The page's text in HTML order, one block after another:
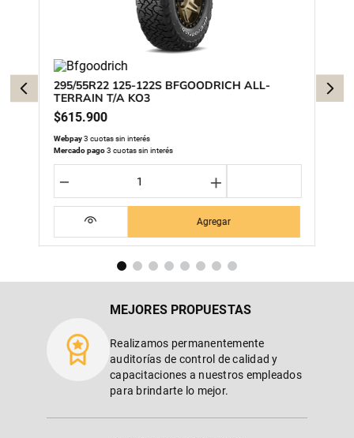
295/55R22 125-122S BFGOODRICH ALL-
TERRAIN T/A KO3
$615.900
Webpay3 cuotas sin interés
Mercado pago3 cuotas sin interés
＋
－
Agregar
MEJORES PROPUESTAS
Realizamos permanentemente
auditorías de control de calidad y
capacitaciones a nuestros empleados
para brindarte lo mejor.